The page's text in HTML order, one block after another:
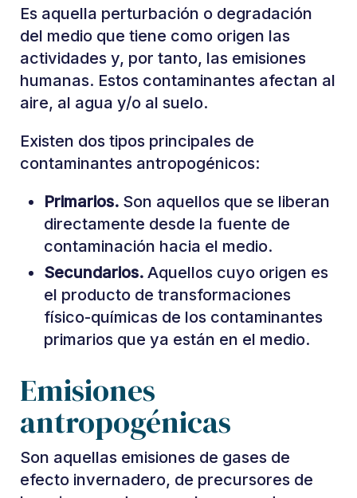
Es aquella perturbación o degradación
del medio que tiene como origen las
actividades y, por tanto, las emisiones
humanas. Estos contaminantes afectan al
aire, al agua y/o al suelo.
Existen dos tipos principales de
contaminantes antropogénicos:
Primarios.Son aquellos que se liberan
directamente desde la fuente de
contaminación hacia el medio.
Secundarios.Aquellos cuyo origen es
el producto de transformaciones
físico-químicas de los contaminantes
primarios que ya están en el medio.
Emisiones
antropogénicas
Son aquellas emisiones de gases de
efecto invernadero, de precursores de